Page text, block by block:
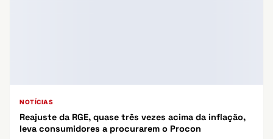
NOTÍCIAS
Reajuste da RGE, quase três vezes acima da inflação,
leva consumidores a procurarem o Procon